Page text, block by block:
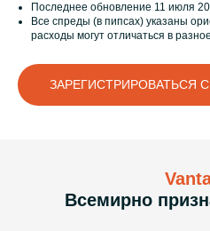
Последнее обновление 11 июля
Все спреды (в пипсах) указаны
расходы могут отличаться в
ЗАРЕГИСТРИРОВАТЬСЯ
Всемирно